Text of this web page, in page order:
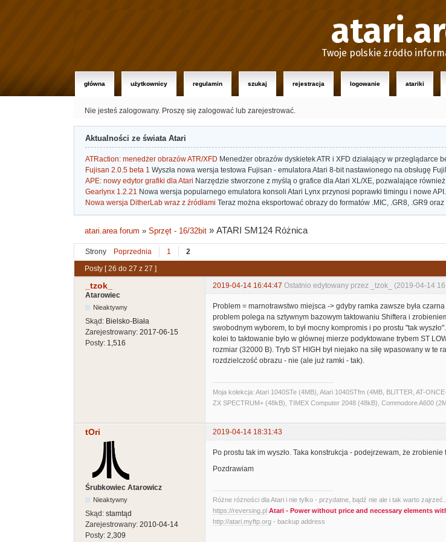
Twoje polskie źródło
główna użytkownicy regulamin szukaj rejestracja logowanie atariki
Nie jesteś zalogowany. Proszę się zalogować lub zarejestrować.
Aktualności ze świata Atari
ATRaction: menedżer obrazów ATR/XFD Menedżer obrazów dyskietek ATR i XFD działający w przeglądarce
Fujisan 2.0.5 beta 1 Wyszła nowa wersja testowa Fujisan - emulatora Atari 8-bit nastawionego na obsługę
APE: nowy edytor grafiki dla Atari Narzędzie stworzone z myślą o grafice dla Atari XL/XE, pozwalające
Gearlynx 1.2.21 Nowa wersja popularnego emulatora konsoli Atari Lynx przynosi poprawki timingu i nowe API.
Nowa wersja DitherLab wraz z źródłami Teraz można eksportować obrazy do formatów .MIC, .GR8, .GR9 oraz
atari.area forum »Sprzęt - 16/32bit »ATARI SM124 Różnica
Strony Poprzednia 1 2
Posty [ 26 do 27 z 27 ]
_tzok_ 2019-04-14 16:44:47 Ostatnio edytowany przez _tzok_ (2019-04-14
Atarowiec
Nieaktywny
Skąd: Bielsko-Biała
Zarejestrowany: 2017-06-15
Posty: 1,516
Problem = marnotrawstwo miejsca -> gdyby ramka zawsze była
problem polega na sztywnym bazowym taktowaniu Shiftera i
swobodnym wyborem, to był mocny kompromis i po prostu "tak
kolei to taktowanie było w głównej mierze podyktowane trybem ST
rozmiar (32000 B). Tryb ST HIGH był niejako na siłę wpasowany w te
rozdzielczość obrazu - nie (ale już ramki - tak).
Moja kolekcja: Atari 1040STe (4MB), Atari 1040STfm (4MB, BLiTTER, AT-
ZX SPECTRUM+ (48kB), TIMEX Computer 2048 (48kB), Commodore A600
tOri 2019-04-14 18:31:43
Śrubkowiec Atarowicz
Nieaktywny
Skąd: stamtąd
Zarejestrowany: 2010-04-14
Posty: 2,309
Po prostu tak im wyszło. Taka konstrukcja - podejrzewam, że
Pozdrawiam
Różne różności dla Atari i nie tylko - przydatne, bądź nie ale i tak warto zajrzeć...
https://reversing.pl Atari - Power without price and necessary elements
http://atari.myftp.org - backup address